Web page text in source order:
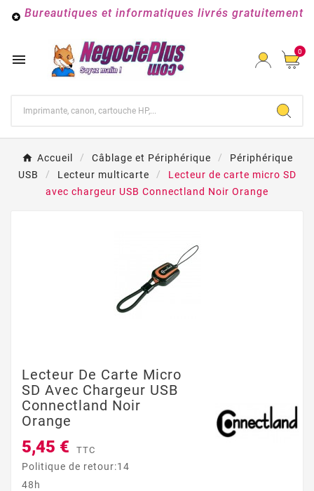
 Bureautiques et informatiques livrés gratuitement
 0
Accueil Câblage et Périphérique
Périphérique
USB
Lecteur multicarte
Lecteur de carte micro SD
avec chargeur USB Connectland Noir Orange
Lecteur De Carte Micro
SD Avec Chargeur USB
Connectland Noir
Orange
5,45 € TTC
Politique de retour:14
48h